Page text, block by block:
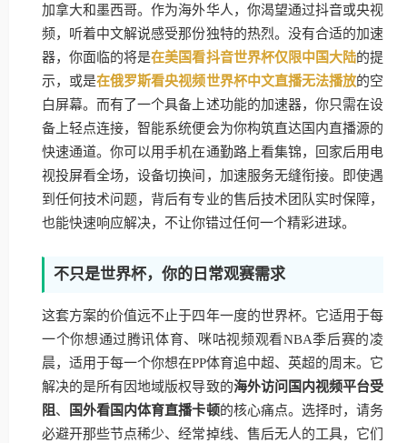
加拿大和墨西哥。作为海外华人，你渴望通过抖音或央视
频，听着中文解说感受那份独特的热烈。没有合适的加速
器，你面临的将是在美国看抖音世界杯仅限中国大陆的提
示，或是在俄罗斯看央视频世界杯中文直播无法播放的空
白屏幕。而有了一个具备上述功能的加速器，你只需在设
备上轻点连接，智能系统便会为你构筑直达国内直播源的
快速通道。你可以用手机在通勤路上看集锦，回家后用电
视投屏看全场，设备切换间，加速服务无缝衔接。即使遇
到任何技术问题，背后有专业的售后技术团队实时保障，
也能快速响应解决，不让你错过任何一个精彩进球。
不只是世界杯，你的日常观赛需求
这套方案的价值远不止于四年一度的世界杯。它适用于每
一个你想通过腾讯体育、咪咕视频观看NBA季后赛的凌
晨，适用于每一个你想在PP体育追中超、英超的周末。它
解决的是所有因地域版权导致的海外访问国内视频平台受
阻 、 国外看国内体育直播卡顿的核心痛点。选择时，请务
必避开那些节点稀少、经常掉线、售后无人的工具，它们